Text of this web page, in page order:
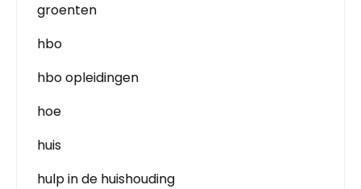
groenten
hbo
hbo opleidingen
hoe
huis
hulp in de huishouding